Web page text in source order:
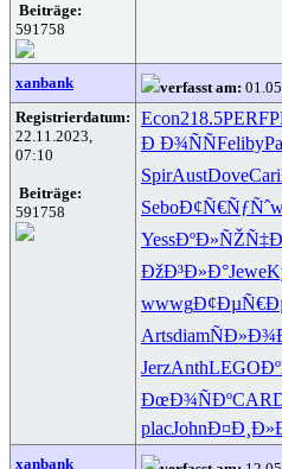
Beiträge:
591758
xanbank verfasst am:
Registrierdatum:
22.11.2023,
07:10
Beiträge:
591758
Econ218.5PERF
Ð Ð¾ÑÑFelibyPa
SpirAustDoveCari
SeboÐ¢Ñ€ÑƒÑˆ
YessÐºÐ»ÑŽÑ‡
ÐžÐ³Ð»Ð°Jewe
wwwg
Artsdiam
JerzAnthLEGO
ÐœÐ¾ÑÐº
placJohn
xanbank